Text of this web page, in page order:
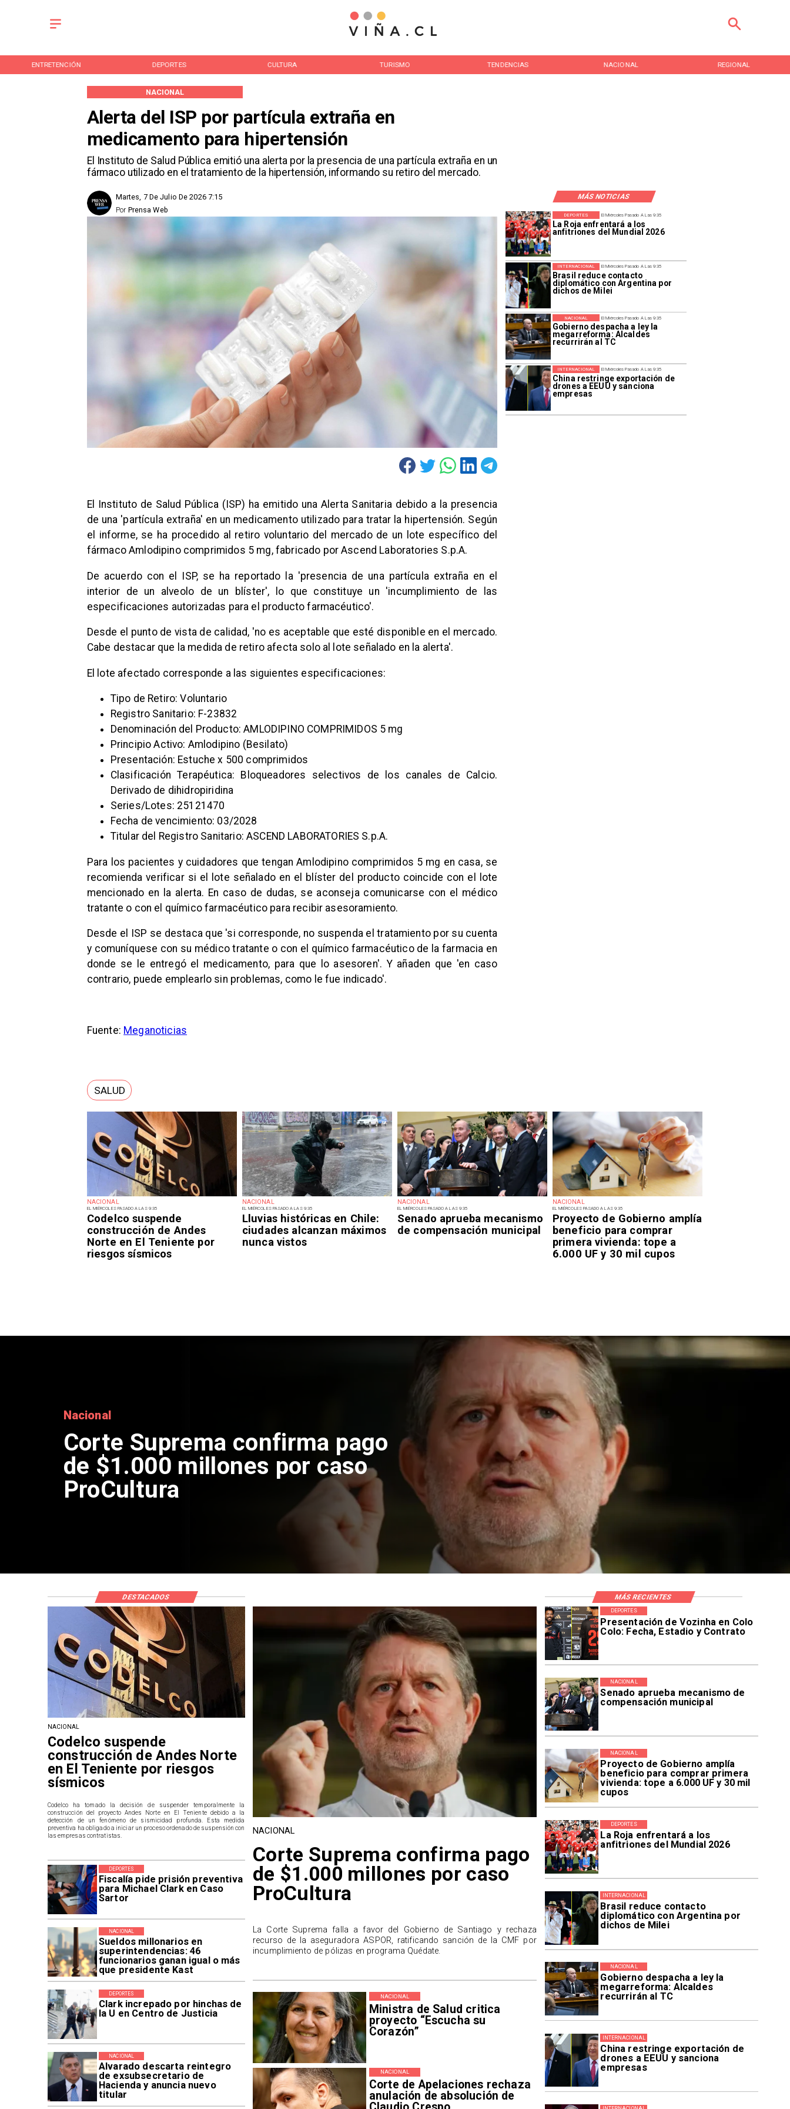
ENTRETENCIÓN DEPORTES CULTURA TURISMO TENDENCIAS NACIONAL REGIONAL
Alerta del ISP por partícula extraña en
medicamento para hipertensión
El Instituto de Salud Pública emitió una alerta por la presencia de una partícula extraña en un
fármaco utilizado en el tratamiento de la hipertensión, informando su retiro del mercado.
NACIONAL
MÁS NOTICIAS
Martes, 7 De Julio De 2026 7:15
Prensa Web
Por
NACIONAL
EL MIÉRCOLES PASADO A LAS 9:35
Codelco suspende
construcción de Andes
Norte en El Teniente por
riesgos sísmicos
NACIONAL
EL MIÉRCOLES PASADO A LAS 9:35
Lluvias históricas en Chile:
ciudades alcanzan máximos
nunca vistos
NACIONAL
EL MIÉRCOLES PASADO A LAS 9:35
Senado aprueba mecanismo
de compensación municipal
NACIONAL
EL MIÉRCOLES PASADO A LAS 9:35
Proyecto de Gobierno amplía
beneficio para comprar
primera vivienda: tope a
6.000 UF y 30 mil cupos
El Miércoles Pasado A Las 9:35
La Roja enfrentará a los
anfitriones del Mundial 2026
DEPORTES
El Miércoles Pasado A Las 9:35
Brasil reduce contacto
diplomático con Argentina por
dichos de Milei
INTERNACIONAL
El Miércoles Pasado A Las 9:35
Gobierno despacha a ley la
megarreforma: Alcaldes
recurrirán al TC
NACIONAL
El Miércoles Pasado A Las 9:35
China restringe exportación de
drones a EEUU y sanciona
empresas
INTERNACIONAL
El Instituto de Salud Pública (ISP) ha emitido una Alerta Sanitaria debido a la presencia
de una 'partícula extraña' en un medicamento utilizado para tratar la hipertensión. Según
el informe, se ha procedido al retiro voluntario del mercado de un lote específico del
fármaco Amlodipino comprimidos 5 mg, fabricado por Ascend Laboratories S.p.A.
De acuerdo con el ISP, se ha reportado la 'presencia de una partícula extraña en el
interior de un alveolo de un blíster', lo que constituye un 'incumplimiento de las
especificaciones autorizadas para el producto farmacéutico'.
Desde el punto de vista de calidad, 'no es aceptable que esté disponible en el mercado.
Cabe destacar que la medida de retiro afecta solo al lote señalado en la alerta'.
El lote afectado corresponde a las siguientes especificaciones:
Tipo de Retiro: Voluntario
Registro Sanitario: F-23832
Denominación del Producto: AMLODIPINO COMPRIMIDOS 5 mg
Principio Activo: Amlodipino (Besilato)
Presentación: Estuche x 500 comprimidos
Clasificación Terapéutica: Bloqueadores selectivos de los canales de Calcio.
Derivado de dihidropiridina
Series/Lotes: 25121470
Fecha de vencimiento: 03/2028
Titular del Registro Sanitario: ASCEND LABORATORIES S.p.A.
Para los pacientes y cuidadores que tengan Amlodipino comprimidos 5 mg en casa, se
recomienda verificar si el lote señalado en el blíster del producto coincide con el lote
mencionado en la alerta. En caso de dudas, se aconseja comunicarse con el médico
tratante o con el químico farmacéutico para recibir asesoramiento.
Desde el ISP se destaca que 'si corresponde, no suspenda el tratamiento por su cuenta
y comuníquese con su médico tratante o con el químico farmacéutico de la farmacia en
donde se le entregó el medicamento, para que lo asesoren'. Y añaden que 'en caso
contrario, puede emplearlo sin problemas, como le fue indicado'.
Fuente: Meganoticias
SALUD
Nacional
Codelco suspende construcción
de Andes Norte en El Teniente
por riesgos sísmicos
Presentación de Vozinha en Colo
Colo: Fecha, Estadio y Contrato
DEPORTES
Senado aprueba mecanismo de
compensación municipal
NACIONAL
Proyecto de Gobierno amplía
beneficio para comprar primera
vivienda: tope a 6.000 UF y 30 mil
cupos
NACIONAL
La Roja enfrentará a los
anfitriones del Mundial 2026
DEPORTES
Brasil reduce contacto
diplomático con Argentina por
dichos de Milei
INTERNACIONAL
Gobierno despacha a ley la
megarreforma: Alcaldes
recurrirán al TC
NACIONAL
China restringe exportación de
drones a EEUU y sanciona
empresas
INTERNACIONAL
Fiscalía pide prisión preventiva
para Michael Clark en Caso
Sartor
DEPORTES
Sueldos millonarios en
superintendencias: 46
funcionarios ganan igual o más
que presidente Kast
NACIONAL
Clark increpado por hinchas de
la U en Centro de Justicia
DEPORTES
Alvarado descarta reintegro
de exsubsecretario de
Hacienda y anuncia nuevo
titular
NACIONAL
Ministra de Salud critica
proyecto “Escucha su
Corazón”
NACIONAL
Corte de Apelaciones rechaza
anulación de absolución de
NACIONAL
NACIONAL
Codelco suspende
construcción de Andes Norte
en El Teniente por riesgos
sísmicos
Codelco ha tomado la decisión de suspender temporalmente la
construcción del proyecto Andes Norte en El Teniente debido a la
detección de un fenómeno de sismicidad profunda. Esta medida
preventiva ha obligado a iniciar un proceso ordenado de suspensión con
las empresas contratistas.
NACIONAL
Corte Suprema confirma pago
de $1.000 millones por caso
ProCultura
La Corte Suprema falla a favor del Gobierno de Santiago y rechaza
recurso de la aseguradora ASPOR, ratificando sanción de la CMF por
incumplimiento de pólizas en programa Quédate.
DESTACADOS MÁS RECIENTES